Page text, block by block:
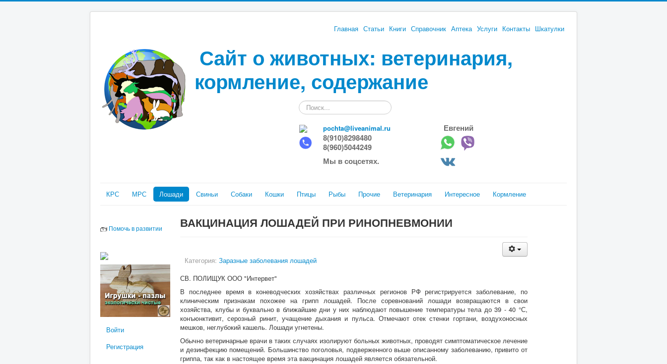
Главная Статьи Книги Справочник Аптека Услуги Контакты Шкатулки
Сайт о животных: ветеринария,
кормление, содержание
Искать...
pochta@liveanimal.ru
Евгений
8(910)8298480
8(960)5044249
Мы в соцсетях.
КРС МРС Лошади Свиньи Собаки Кошки Птицы Рыбы Прочие Ветеринария Интересное Кормление
Помочь в развитии
Войти
Регистрация
ВАКЦИНАЦИЯ ЛОШАДЕЙ ПРИ РИНОПНЕВМОНИИ
Категория: Заразные заболевания лошадей
СВ. ПОЛИЩУК ООО "Интервет"
В последнее время в коневодческих хозяйствах различных регионов РФ регистрируется заболевание, по
клиническим признакам похожее на грипп лошадей. После соревнований лошади возвращаются в свои
хозяйства, клубы и буквально в ближайшие дни у них наблюдают повышение температуры тела до 39 - 40 °С,
конъюнктивит, серозный ринит, учащение дыхания и пульса. Отмечают отек стенки гортани, воздухоносных
мешков, неглубокий кашель. Лошади угнетены.
Обычно ветеринарные врачи в таких случаях изолируют больных животных, проводят симптоматическое лечение
и дезинфекцию помещений. Большинство поголовья, подверженного выше описанному заболеванию, привито от
гриппа, так как в настоящее время эта вакцинация лошадей является обязательной.